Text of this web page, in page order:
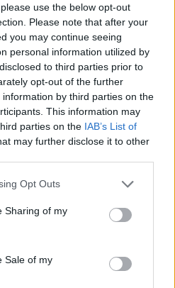
use the below opt-out
Please note that after your
you may continue seeing
personal information utilized by
to third parties prior to
opt-out of the further
by third parties on the
This information may
parties on the IAB’s List of
may further disclose it to other
app uses one or more Google
behaviour. You may click to
and its third-party tags to
purposes in below Google
Opt Outs
Sharing of my
Sale of my
2000 /2000
σχολίου
από reCAPTCHA, ισχύουν
της Google.
Media
ΣΑΚΗΣ ΡΟΥΒΑΣ
στοGoogle News